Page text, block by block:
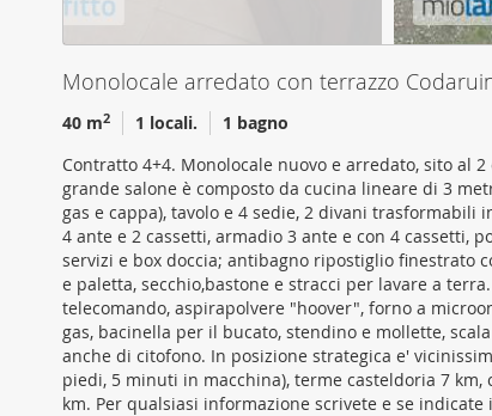
n
s
o
Monolocale arredato con terrazzo
40 m2 1 locali.
1 bagno
Contratto 4+4. Monolocale nuovo e arredato, sito al
grande salone è composto da cucina lineare di 3
gas e cappa), tavolo e 4 sedie, 2 divani
4 ante e 2 cassetti, armadio 3 ante e con 4 cassetti,
servizi e box doccia; antibagno ripostiglio finestrato
e paletta, secchio,bastone e stracci per lavare a
telecomando, aspirapolvere "hoover", forno a
gas, bacinella per il bucato, stendino e mollette,
anche di citofono. In posizione strategica e'
piedi, 5 minuti in macchina), terme casteldoria 7
km. Per qualsiasi informazione scrivete e se